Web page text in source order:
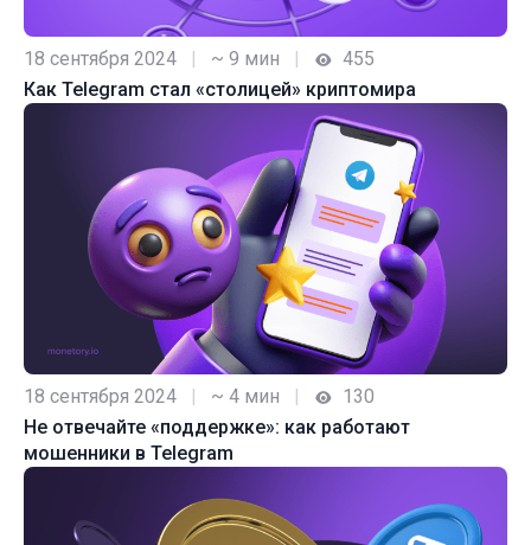
18 сентября 2024 | ~ 9 мин |
455
Как Telegram стал «столицей» криптомира
18 сентября 2024 ~ 4 мин
130
Не отвечайте «поддержке»: как работают
мошенники в Telegram